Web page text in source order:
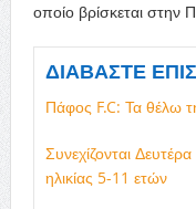
οποίο βρίσκεται στην
ΔΙΑΒΑΣΤΕ
Πάφος F.C: Τα θέλω
Συνεχίζονται
ηλικίας 5-11 ετών